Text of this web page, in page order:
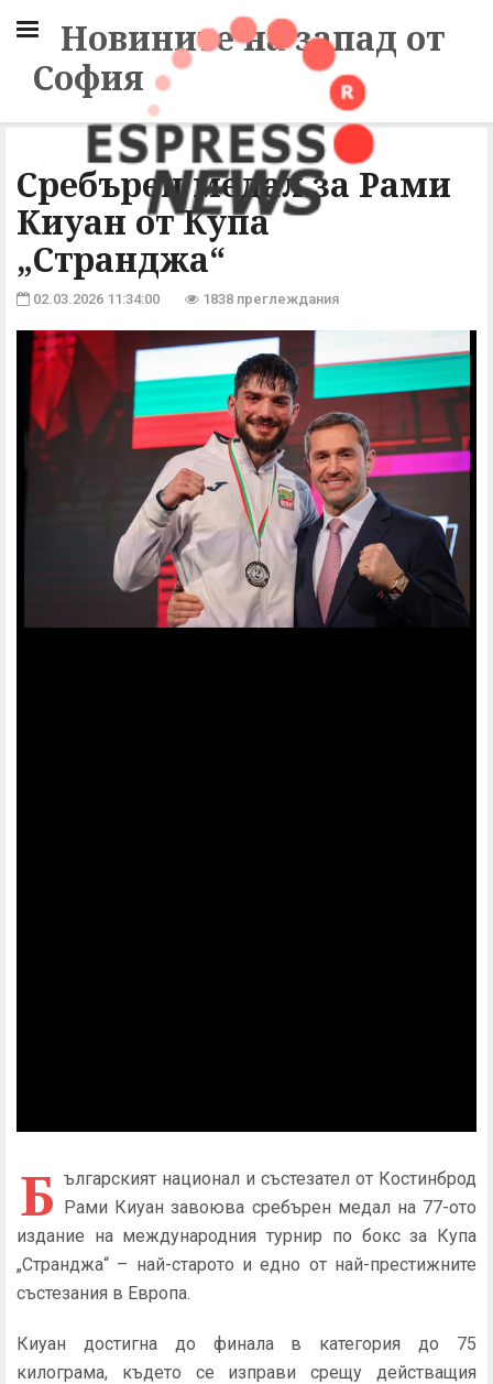
Новините на запад от
София
Сребърен медал за Рами
Киуан от Купа
„Странджа“
02.03.2026 11:34:00 1838 преглеждания
Б ългарският национал и състезател от Костинброд
Рами Киуан завоюва сребърен медал на 77-ото
издание на международния турнир по бокс за Купа
„Странджа“ – най-старото и едно от най-престижните
състезания в Европа.
Киуан достигна до финала в категория до 75
килограма, където се изправи срещу действащия